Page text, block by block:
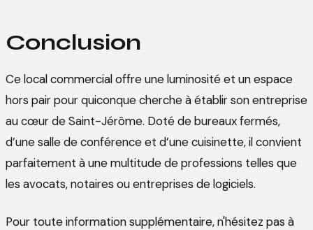
Conclusion
Ce local commercial offre une luminosité et un espace
hors pair pour quiconque cherche à établir son entreprise
au cœur de Saint-Jérôme. Doté de bureaux fermés,
d’une salle de conférence et d’une cuisinette, il convient
parfaitement à une multitude de professions telles que
les avocats, notaires ou entreprises de logiciels.
Pour toute information supplémentaire, n'hésitez pas à